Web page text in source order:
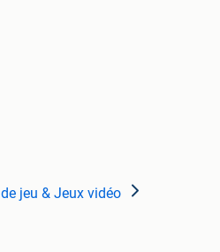
jeu & Jeux vidéo